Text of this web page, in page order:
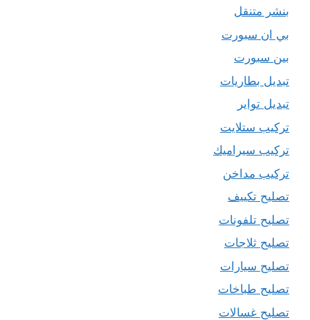
بنشر متنقل
بي ان سبورت
بين سبورت
تبديل بطاريات
تبديل تواير
تركيب ستلايت
تركيب سيراميك
تركيب مداخن
تصليح تكييف
تصليح تلفونات
تصليح ثلاجات
تصليح سيارات
تصليح طباخات
تصليح غسالات